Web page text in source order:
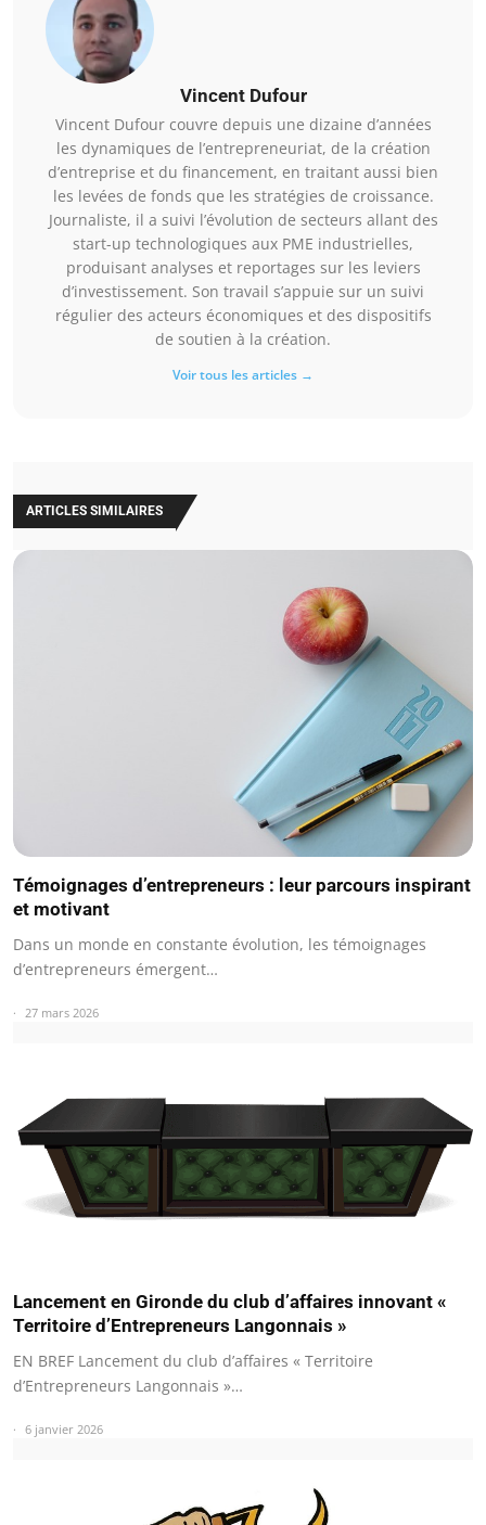
Vincent Dufour
Vincent Dufour couvre depuis une dizaine d’années
les dynamiques de l’entrepreneuriat, de la création
d’entreprise et du financement, en traitant aussi bien
les levées de fonds que les stratégies de croissance.
Journaliste, il a suivi l’évolution de secteurs allant des
start-up technologiques aux PME industrielles,
produisant analyses et reportages sur les leviers
d’investissement. Son travail s’appuie sur un suivi
régulier des acteurs économiques et des dispositifs
de soutien à la création.
Voir tous les articles →
ARTICLES SIMILAIRES
Témoignages d’entrepreneurs : leur parcours inspirant
et motivant
Dans un monde en constante évolution, les témoignages
d’entrepreneurs émergent…
27 mars 2026
Lancement en Gironde du club d’affaires innovant «
Territoire d’Entrepreneurs Langonnais »
EN BREF Lancement du club d’affaires « Territoire
d’Entrepreneurs Langonnais »…
6 janvier 2026